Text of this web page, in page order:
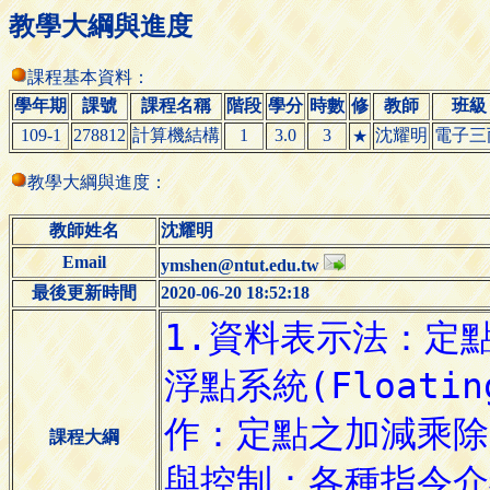
教學大綱與進度
課程基本資料：
學年期
課號 課程名稱 階段 學分 時數 修 教師
班級
109-1
278812 計算機結構 1 3.0 3 ★ 沈耀明 電子三
教學大綱與進度：
教師姓名
沈耀明
Email
ymshen@ntut.edu.tw
最後更新時間
2020-06-20 18:52:18
課程大綱